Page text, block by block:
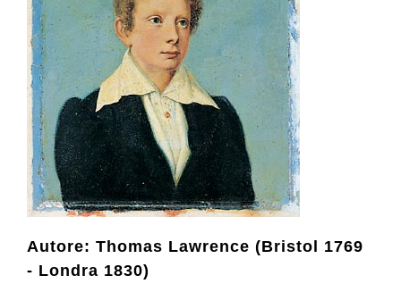
Attività
Pubblicazioni
Collezione
Contatti e biglietti
Accessibilità
Autore: Thomas Lawrence (Bristol 1769
- Londra 1830)